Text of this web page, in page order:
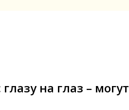
на глаз – могут